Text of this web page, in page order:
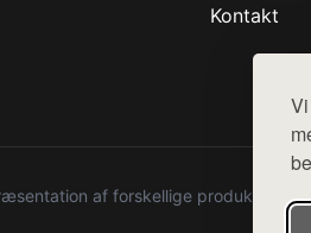
Kontakt
af forskellige produkter fra